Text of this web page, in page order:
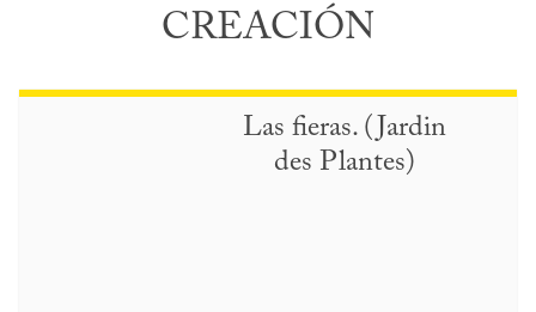
CREACIÓN
Las fieras. (Jardin
des Plantes)